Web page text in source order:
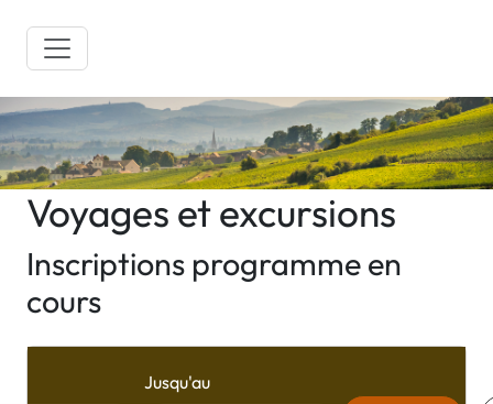
Voyages et excursions
Inscriptions programme en
cours
Jusqu'au